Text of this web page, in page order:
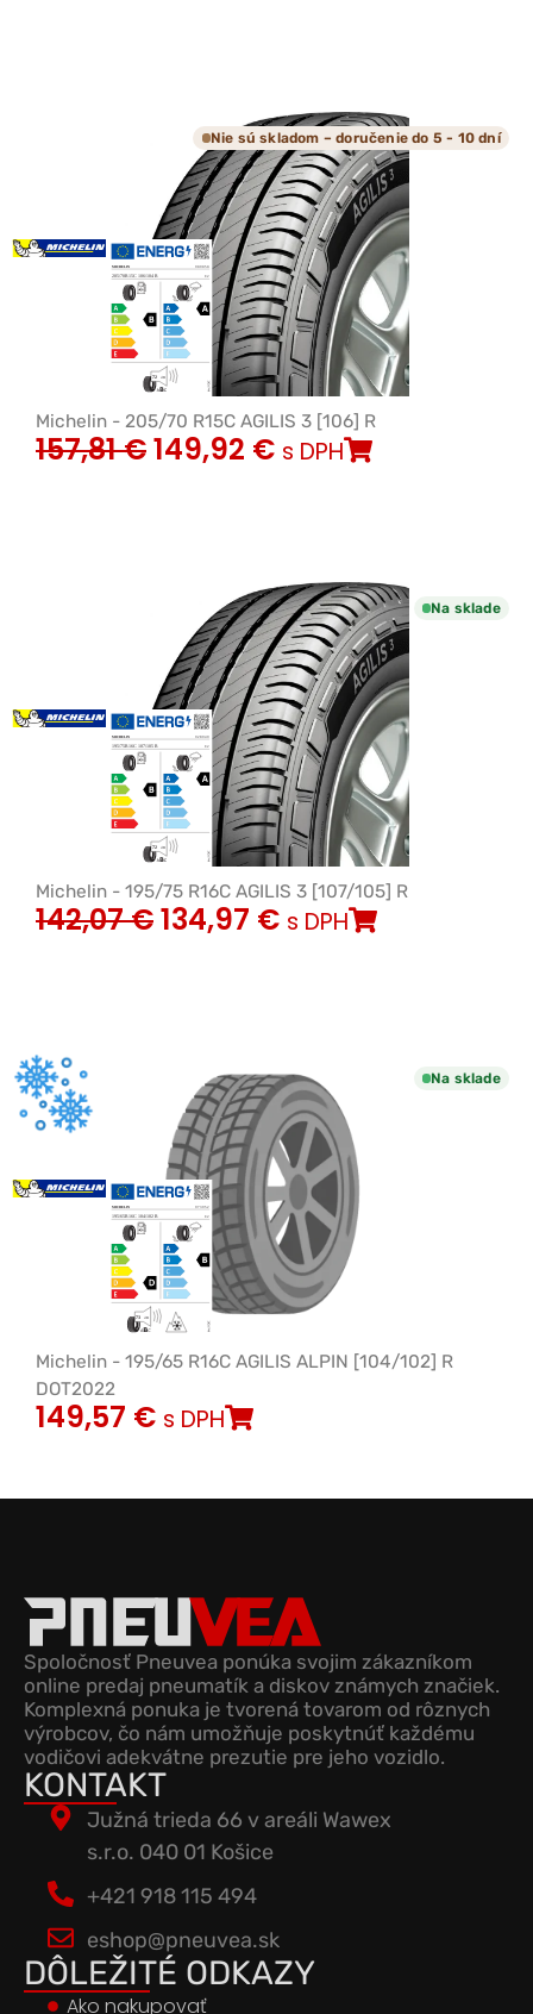
Nie sú skladom – doručenie do 5 - 10 dní
Michelin - 205/70 R15C AGILIS 3 [106] R
157,81€149,92 € s DPH
Na sklade
Michelin - 195/75 R16C AGILIS 3 [107/105] R
142,07€134,97 € s DPH
Na sklade
Michelin - 195/65 R16C AGILIS ALPIN [104/102] R
DOT2022
149,57 € s DPH
Spoločnosť Pneuvea ponúka svojim zákazníkom
online predaj pneumatík a diskov známych značiek.
Komplexná ponuka je tvorená tovarom od rôznych
výrobcov, čo nám umožňuje poskytnúť každému
vodičovi adekvátne prezutie pre jeho vozidlo.
KONTAKT
Južná trieda 66 v areáli Wawex
s.r.o. 040 01 Košice
+421 918 115 494
eshop@pneuvea.sk
DÔLEŽITÉ ODKAZY
Ako nakupovať